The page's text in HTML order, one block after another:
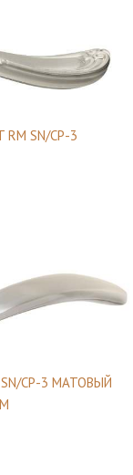
SN/CP-3
CP-3 МАТОВЫЙ